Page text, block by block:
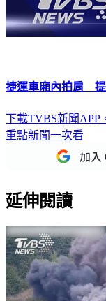
捷運車廂內拍肩 提
下載TVBS新聞APP
重點新聞一次看
延伸閱讀